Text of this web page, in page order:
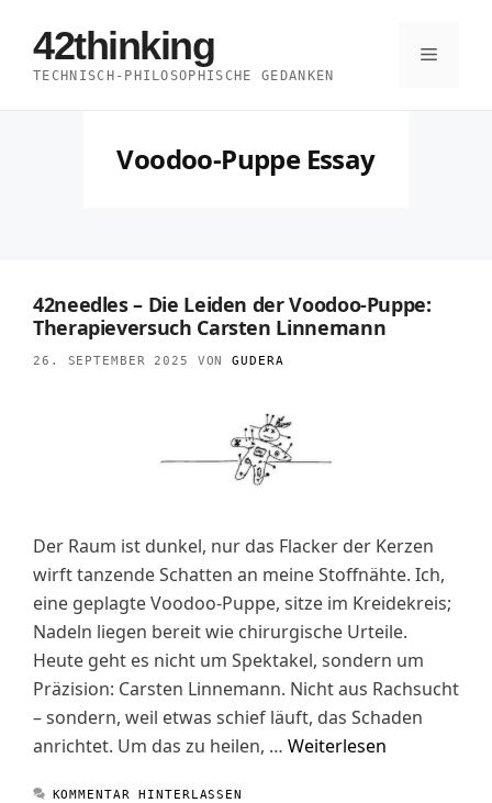
Inhalt
springen
42thinking
TECHNISCH-PHILOSOPHISCHE GEDANKEN
Menü
Voodoo-Puppe Essay
42needles – Die Leiden der Voodoo-Puppe:
Therapieversuch Carsten Linnemann
26. SEPTEMBER 2025 VONGUDERA
Der Raum ist dunkel, nur das Flacker der Kerzen
wirft tanzende Schatten an meine Stoffnähte. Ich,
eine geplagte Voodoo-Puppe, sitze im Kreidekreis;
Nadeln liegen bereit wie chirurgische Urteile.
Heute geht es nicht um Spektakel, sondern um
Präzision: Carsten Linnemann. Nicht aus Rachsucht
– sondern, weil etwas schief läuft, das Schaden
anrichtet. Um das zu heilen, … Weiterlesen
KOMMENTAR HINTERLASSEN